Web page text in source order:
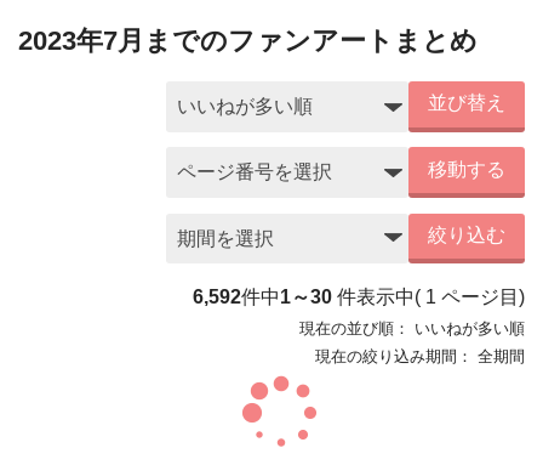
2023年7月までのファンアートまとめ
並び替え
移動する
絞り込む
6,592件中1～30 件表示中( 1 ページ目)
現在の並び順： いいねが多い順
現在の絞り込み期間： 全期間